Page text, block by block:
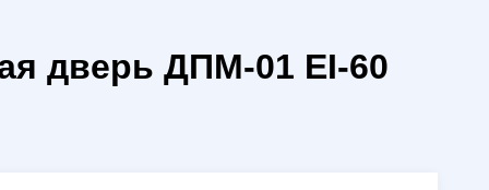
(289)
(23)
Решетки на окна
Гаражные ворота
дверь ДПМ-01 EI-60